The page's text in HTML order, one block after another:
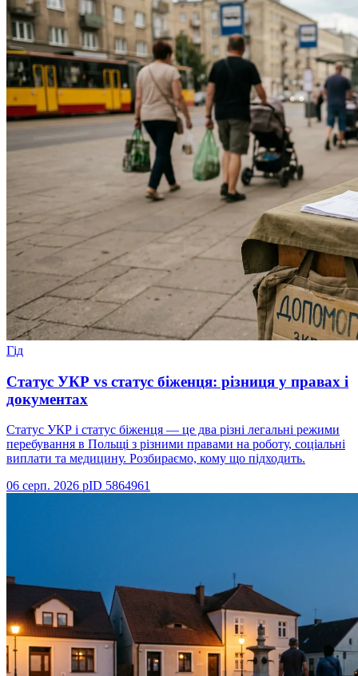
Гід
Статус УКР vs статус біженця: різниця у правах і
документах
Статус УКР і статус біженця — це два різні легальні режими
перебування в Польщі з різними правами на роботу, соціальні
виплати та медицину. Розбираємо, кому що підходить.
06 серп. 2026 рID 5864961